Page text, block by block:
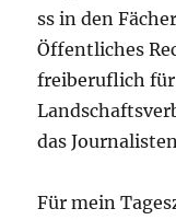
ss in den
Öffentliches
freiberuflich für
das
Für mein